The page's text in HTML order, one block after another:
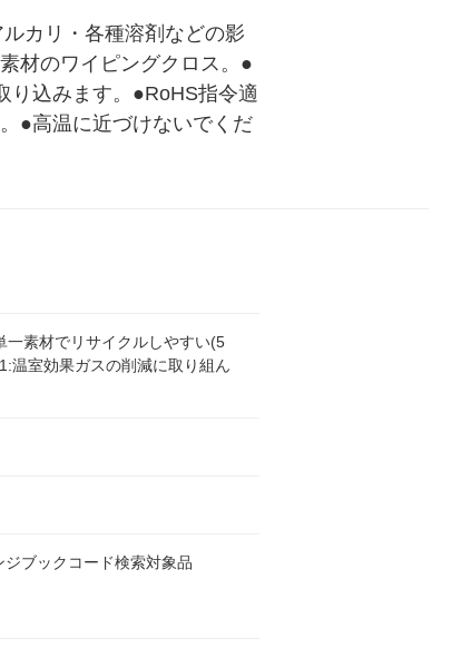
カリ・各種溶剤などの影
材のワイピングクロス。●
り込みます。●RoHS指令適
●高温に近づけないでくだ
一素材でリサイクルしやすい(5
温室効果ガスの削減に取り組ん
ジブックコード検索対象品